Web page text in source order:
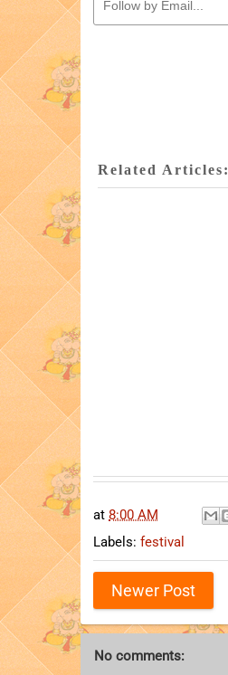
Related Articles:
at 8:00 AM
Labels: festival
Newer Post
No comments: